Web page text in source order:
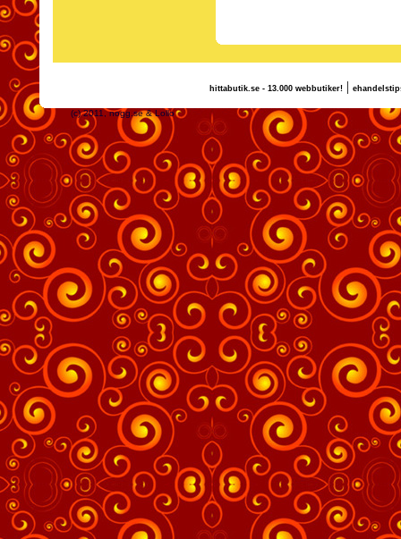
hittabutik.se - 13.000 webbutiker!|
(c) 2011, nogg.se & Lollo